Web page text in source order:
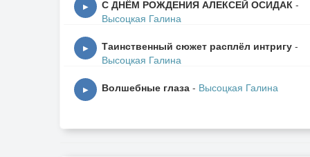
Выступает просто так.
песни пишет,
Цирк к нему
Неровно дышит!
▶ С ДНЁМ РОЖДЕНИЯ АЛЕКСЕЙ ОСИДАК -
Высоцкая Галина
▶ Таинственный сюжет расплёл интригу -
Высоцкая Галина
▶ Волшебные глаза - Высоцкая Галина